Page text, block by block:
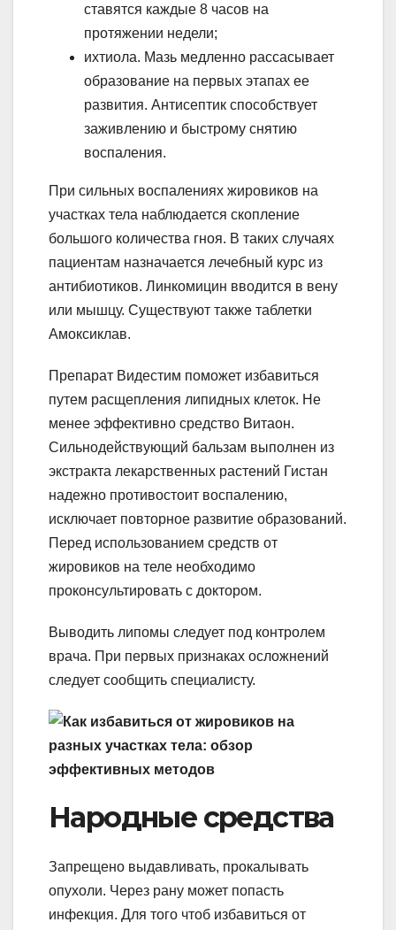
ставятся каждые 8 часов на
протяжении недели;
ихтиола. Мазь медленно рассасывает
образование на первых этапах ее
развития. Антисептик способствует
заживлению и быстрому снятию
воспаления.
При сильных воспалениях жировиков на
участках тела наблюдается скопление
большого количества гноя. В таких случаях
пациентам назначается лечебный курс из
антибиотиков. Линкомицин вводится в вену
или мышцу. Существуют также таблетки
Амоксиклав.
Препарат Видестим поможет избавиться
путем расщепления липидных клеток. Не
менее эффективно средство Витаон.
Сильнодействующий бальзам выполнен из
экстракта лекарственных растений Гистан
надежно противостоит воспалению,
исключает повторное развитие образований.
Перед использованием средств от
жировиков на теле необходимо
проконсультировать с доктором.
Выводить липомы следует под контролем
врача. При первых признаках осложнений
следует сообщить специалисту.
Народные средства
Запрещено выдавливать, прокалывать
опухоли. Через рану может попасть
инфекция. Для того чтоб избавиться от